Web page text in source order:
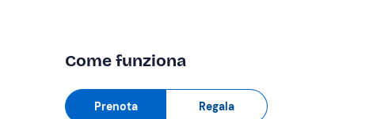
Questa barca a noleggio
a poppa, prendisole a prua, impianto stereo, tendalino,
acqua e tutti i dispositivi di sicurezza.
Come funziona
Prenota Regala